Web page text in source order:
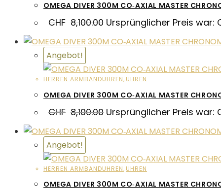
OMEGA DIVER 300M CO‑AXIAL MASTER
CHF 8,100.00 Ursprünglicher Preis war:
Angebot!
HERREN ARMBANDUHREN, UHREN
OMEGA DIVER 300M CO‑AXIAL MASTER
CHF 8,100.00 Ursprünglicher Preis war:
Angebot!
HERREN ARMBANDUHREN, UHREN
OMEGA DIVER 300M CO‑AXIAL MASTER